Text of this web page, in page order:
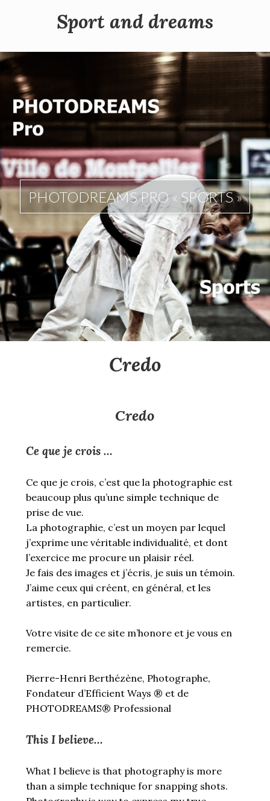
Sport and dreams
PHOTODREAMS PRO « SPORTS »
Credo
Credo
Ce que je crois …
Ce que je crois, c’est que la photographie est
beaucoup plus qu’une simple technique de
prise de vue.
La photographie, c’est un moyen par lequel
j’exprime une véritable individualité, et dont
l’exercice me procure un plaisir réel.
Je fais des images et j’écris, je suis un témoin.
J’aime ceux qui créent, en général, et les
artistes, en particulier.
Votre visite de ce site m’honore et je vous en
remercie.
Pierre-Henri Berthézène, Photographe,
Fondateur d’Efficient Ways ® et de
PHOTODREAMS® Professional
This I believe…
What I believe is that photography is more
than a simple technique for snapping shots.